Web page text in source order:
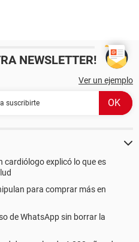
NEWSLETTER!
Ver un ejemplo
cardiólogo explicó lo que es
para comprar más en
de WhatsApp sin borrar la